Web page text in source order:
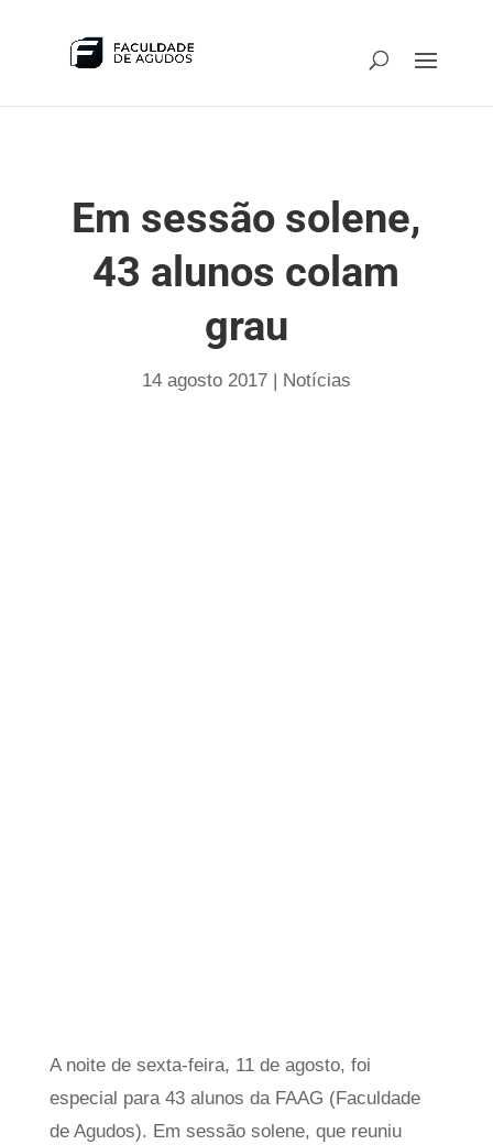
Em sessão solene,
43 alunos colam
grau
14 agosto 2017| Notícias
A noite de sexta-feira, 11 de agosto, foi
especial para 43 alunos da FAAG (Faculdade
de Agudos). Em sessão solene, que reuniu